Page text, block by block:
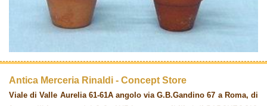
Antica Merceria Rinaldi - Concept Store
Viale di Valle Aurelia 61-61A angolo via G.B.Gandino 67 a Roma, di